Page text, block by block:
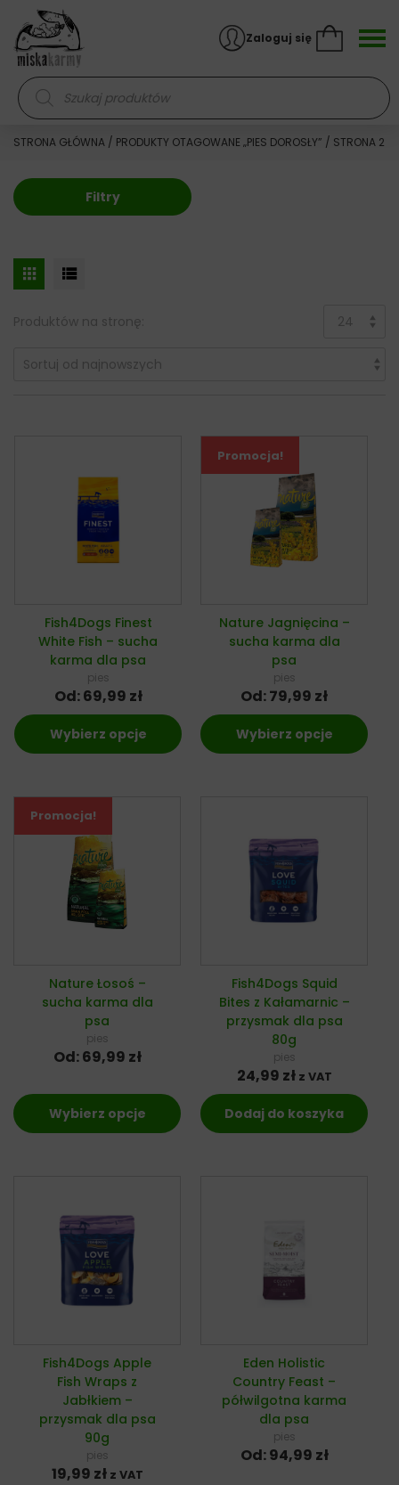
Skocz do treści
Wyszukiwarka produktów
Zaloguj się
STRONA GŁÓWNA / PRODUKTY OTAGOWANE „PIES DOROSŁY” / STRONA 2
Filtry
Produktów na stronę:
Fish4Dogs Finest
White Fish – sucha
karma dla psa
pies
Od:69,99 zł
Wybierz opcje
Promocja!
Nature Jagnięcina –
sucha karma dla
psa
pies
Od:79,99 zł
Wybierz opcje
Promocja!
Nature Łosoś –
sucha karma dla
psa
pies
Od:69,99 zł
Wybierz opcje
Fish4Dogs Squid
Bites z Kałamarnic –
przysmak dla psa
80g
pies
24,99 zł z VAT
Dodaj do koszyka
Fish4Dogs Apple
Fish Wraps z
Jabłkiem –
przysmak dla psa
90g
pies
19,99 zł z VAT
Eden Holistic
Country Feast –
półwilgotna karma
dla psa
pies
Od:94,99 zł